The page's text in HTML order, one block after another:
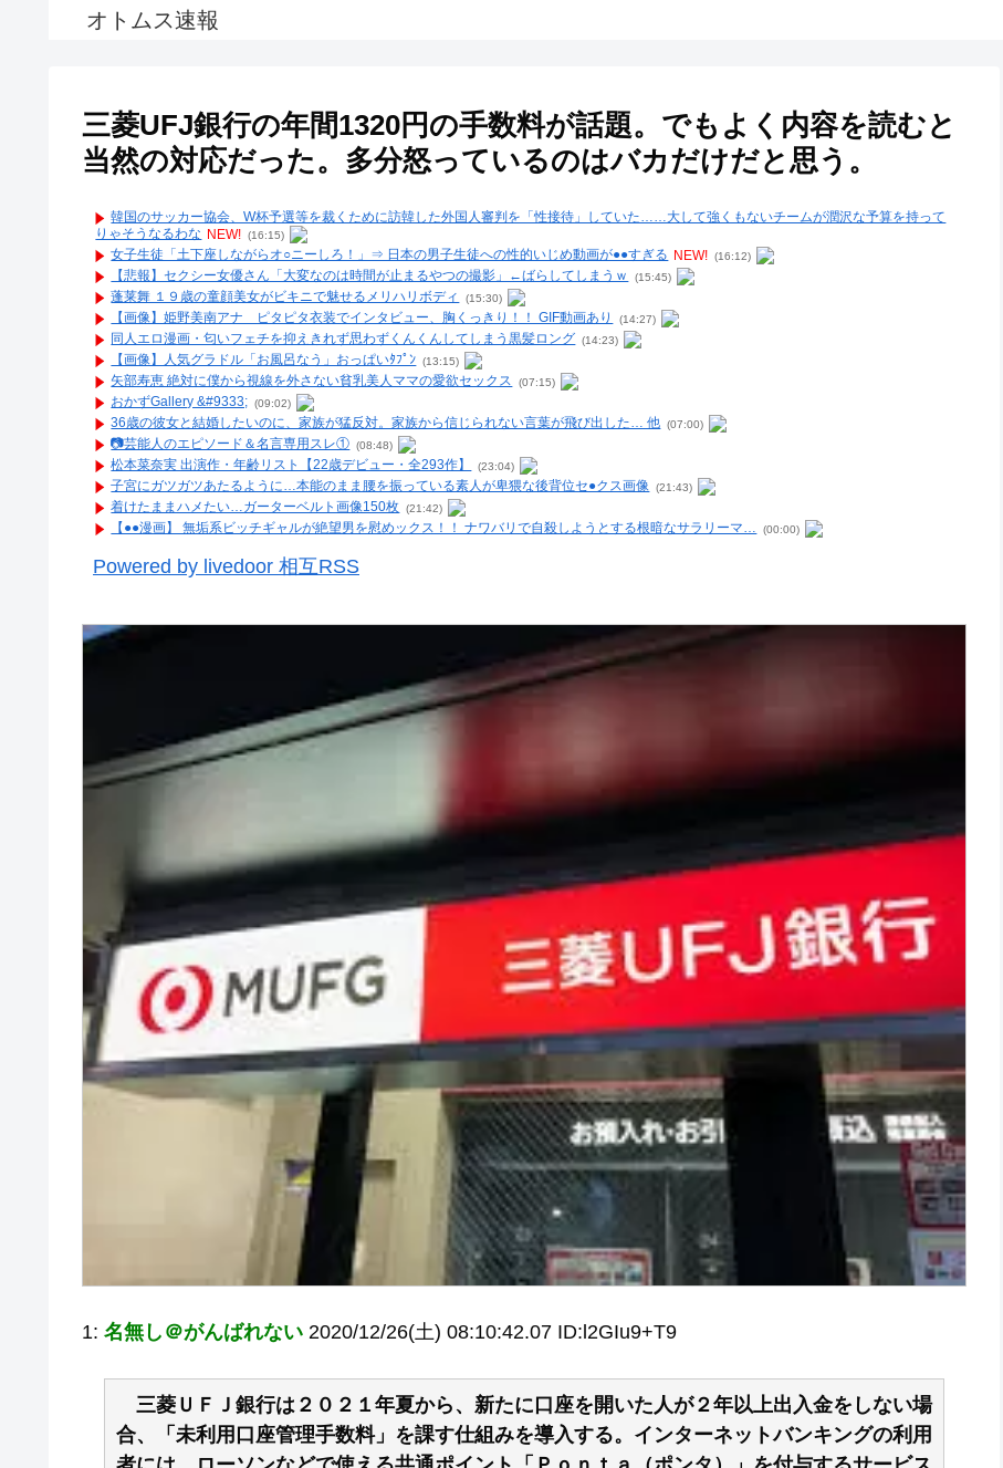
オトムス速報
三菱UFJ銀行の年間1320円の手数料が話題。でもよく内容を読むと
当然の対応だった。多分怒っているのはバカだけだと思う。
韓国のサッカー協会、W杯予選等を裁くために訪韓した外国人審判を「性接待」していた……大して強くもないチームが潤沢な予算を持って
りゃそうなるわな NEW! (16:15)
女子生徒「土下座しながらオ○ニーしろ！」⇒ 日本の男子生徒への性的いじめ動画が●●すぎる NEW! (16:12)
【悲報】セクシー女優さん「大変なのは時間が止まるやつの撮影」←ばらしてしまうｗ (15:45)
蓬莱舞 １９歳の童顔美女がビキニで魅せるメリハリボディ (15:30)
【画像】姫野美南アナ ピタピタ衣装でインタビュー、胸くっきり！！ GIF動画あり (14:27)
同人エロ漫画・匂いフェチを抑えきれず思わずくんくんしてしまう黒髪ロング (14:23)
【画像】人気グラドル「お風呂なう」おっぱいﾀﾌﾟﾝ (13:15)
矢部寿恵 絶対に僕から視線を外さない貧乳美人ママの愛欲セックス (07:15)
おかずGallery &#9333; (09:02)
36歳の彼女と結婚したいのに、家族が猛反対。家族から信じられない言葉が飛び出した… 他 (07:00)
📷️芸能人のエピソード＆名言専用スレ① (08:48)
松本菜奈実 出演作・年齢リスト【22歳デビュー・全293作】 (23:04)
子宮にガツガツあたるように…本能のまま腰を振っている素人が卑猥な後背位セ●クス画像 (21:43)
着けたままハメたい…ガーターベルト画像150枚 (21:42)
【●●漫画】 無垢系ビッチギャルが絶望男を慰めックス！！ ナワバリで自殺しようとする根暗なサラリーマ… (00:00)
Powered by livedoor 相互RSS
1: 名無し＠がんばれない 2020/12/26(土) 08:10:42.07 ID:l2GIu9+T9
三菱ＵＦＪ銀行は２０２１年夏から、新たに口座を開いた人が２年以上出入金をしない場
合、「未利用口座管理手数料」を課す仕組みを導入する。インターネットバンキングの利用